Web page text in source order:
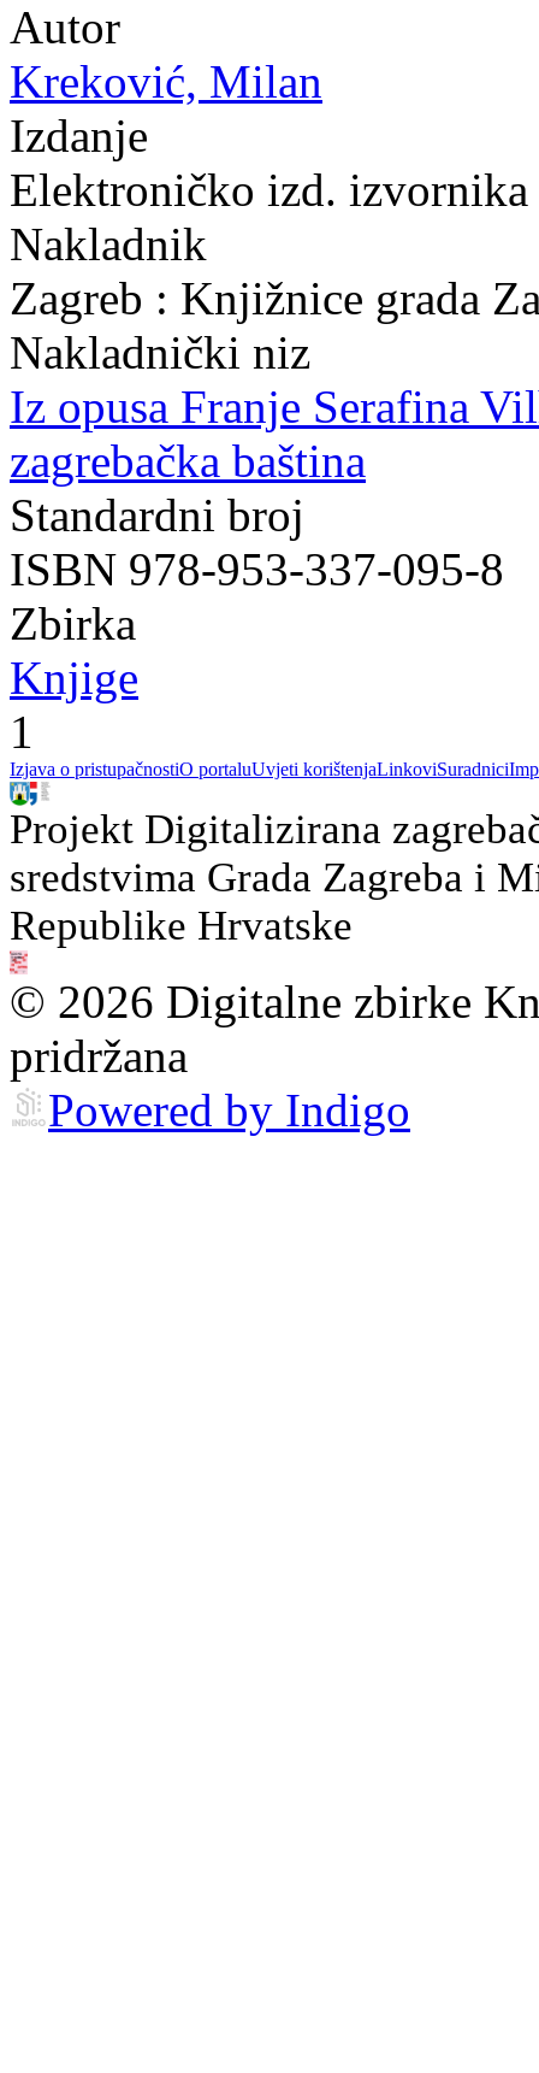
Autor
Kreković, Milan
Izdanje
Elektroničko izd.
Nakladnik
Zagreb : Knjižnice grada
Nakladnički niz
Iz opusa Franje Serafina
zagrebačka baština
Standardni broj
ISBN 978-953-337-095-8
Zbirka
Knjige
1
Izjava o pristupačnostiO portaluUvjeti korištenjaLinkoviSuradnici
Projekt Digitalizirana
sredstvima Grada Zagreba i
Republike Hrvatske
© 2026 Digitalne zbirke
pridržana
Powered by Indigo